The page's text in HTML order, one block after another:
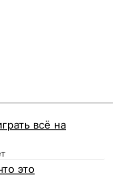
всё на
это